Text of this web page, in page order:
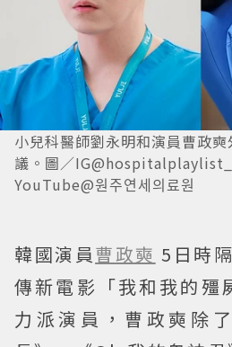
小兒科醫師劉永明和演員曹政
議。圖／
YouTube@원주연세의료원
韓國演員曹政奭 5日時
傳新電影「我和我的殭
力派演員，曹政奭除